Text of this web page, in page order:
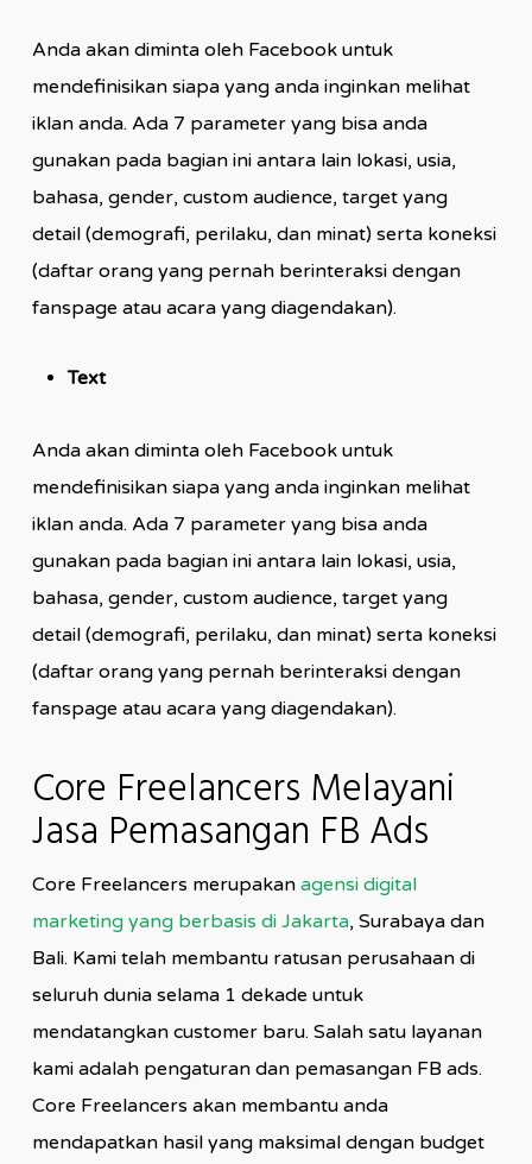
Anda akan diminta oleh Facebook untuk
mendefinisikan siapa yang anda inginkan melihat
iklan anda. Ada 7 parameter yang bisa anda
gunakan pada bagian ini antara lain lokasi, usia,
bahasa, gender, custom audience, target yang
detail (demografi, perilaku, dan minat) serta koneksi
(daftar orang yang pernah berinteraksi dengan
fanspage atau acara yang diagendakan).
Text
Anda akan diminta oleh Facebook untuk
mendefinisikan siapa yang anda inginkan melihat
iklan anda. Ada 7 parameter yang bisa anda
gunakan pada bagian ini antara lain lokasi, usia,
bahasa, gender, custom audience, target yang
detail (demografi, perilaku, dan minat) serta koneksi
(daftar orang yang pernah berinteraksi dengan
fanspage atau acara yang diagendakan).
Core Freelancers Melayani
Jasa Pemasangan FB Ads
Core Freelancers merupakanagensi digital
marketing yang berbasis di Jakarta, Surabaya dan
Bali. Kami telah membantu ratusan perusahaan di
seluruh dunia selama 1 dekade untuk
mendatangkan customer baru. Salah satu layanan
kami adalah pengaturan dan pemasangan FB ads.
Core Freelancers akan membantu anda
mendapatkan hasil yang maksimal dengan budget